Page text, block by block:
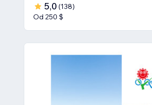
5,0 (138)
Od 250 $